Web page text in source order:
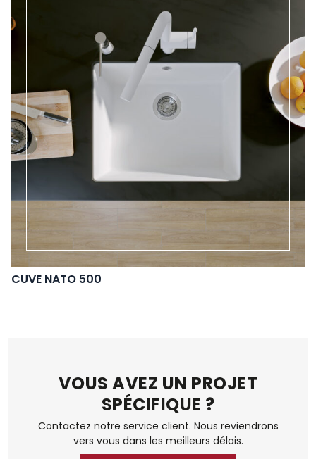
CUVE NATO 500
VOUS AVEZ UN PROJET
SPÉCIFIQUE ?
Contactez notre service client. Nous reviendrons
vers vous dans les meilleurs délais.